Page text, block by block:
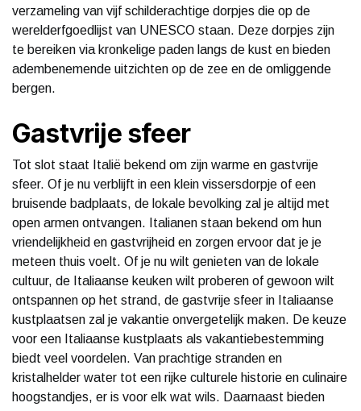
verzameling van vijf schilderachtige dorpjes die op de
werelderfgoedlijst van UNESCO staan. Deze dorpjes zijn
te bereiken via kronkelige paden langs de kust en bieden
adembenemende uitzichten op de zee en de omliggende
bergen.
Gastvrije sfeer
Tot slot staat Italië bekend om zijn warme en gastvrije
sfeer. Of je nu verblijft in een klein vissersdorpje of een
bruisende badplaats, de lokale bevolking zal je altijd met
open armen ontvangen. Italianen staan bekend om hun
vriendelijkheid en gastvrijheid en zorgen ervoor dat je je
meteen thuis voelt. Of je nu wilt genieten van de lokale
cultuur, de Italiaanse keuken wilt proberen of gewoon wilt
ontspannen op het strand, de gastvrije sfeer in Italiaanse
kustplaatsen zal je vakantie onvergetelijk maken. De keuze
voor een Italiaanse kustplaats als vakantiebestemming
biedt veel voordelen. Van prachtige stranden en
kristalhelder water tot een rijke culturele historie en culinaire
hoogstandjes, er is voor elk wat wils. Daarnaast bieden